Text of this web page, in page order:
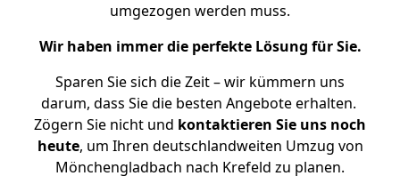
umgezogen werden muss.
Wir haben immer die perfekte Lösung für Sie.
Sparen Sie sich die Zeit – wir kümmern uns
darum, dass Sie die besten Angebote erhalten.
Zögern Sie nicht und kontaktieren Sie uns noch
heute, um Ihren deutschlandweiten Umzug von
Mönchengladbach nach Krefeld zu planen.